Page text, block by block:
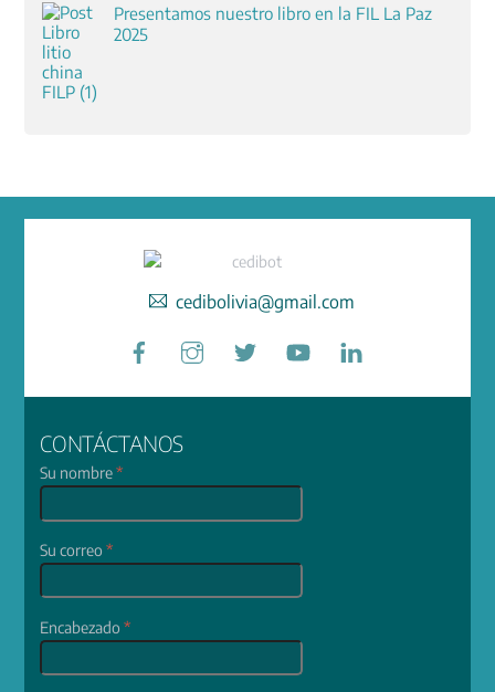
Presentamos nuestro libro en la FIL La Paz
2025
cedibolivia@gmail.com
Facebook
CONTÁCTANOS
Su nombre*
Su correo*
Encabezado*